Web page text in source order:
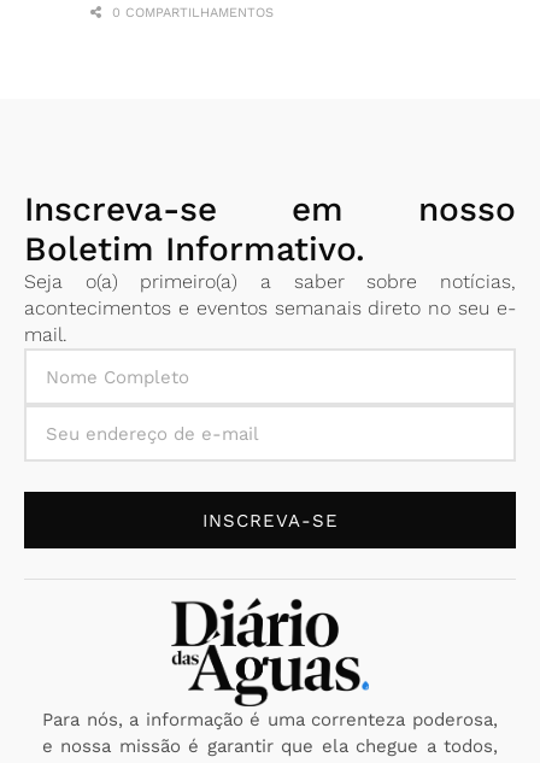
0 COMPARTILHAMENTOS
Inscreva-se em nosso
Boletim Informativo.
Seja o(a) primeiro(a) a saber sobre notícias,
acontecimentos e eventos semanais direto no seu e-
mail.
INSCREVA-SE
Para nós, a informação é uma correnteza poderosa,
e nossa missão é garantir que ela chegue a todos,